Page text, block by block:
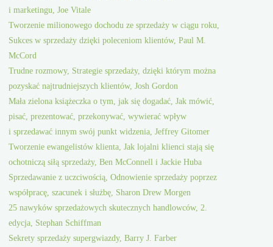
i marketingu, Joe Vitale
Tworzenie milionowego dochodu ze sprzedaży w ciągu roku,
Sukces w sprzedaży dzięki poleceniom klientów, Paul M.
McCord
Trudne rozmowy, Strategie sprzedaży, dzięki którym można
pozyskać najtrudniejszych klientów, Josh Gordon
Mała zielona książeczka o tym, jak się dogadać, Jak mówić,
pisać, prezentować, przekonywać, wywierać wpływ
i sprzedawać innym swój punkt widzenia, Jeffrey Gitomer
Tworzenie ewangelistów klienta, Jak lojalni klienci stają się
ochotniczą siłą sprzedaży, Ben McConnell i Jackie Huba
Sprzedawanie z uczciwością, Odnowienie sprzedaży poprzez
współpracę, szacunek i służbę, Sharon Drew Morgen
25 nawyków sprzedażowych skutecznych handlowców, 2.
edycja, Stephan Schiffman
Sekrety sprzedaży supergwiazdy, Barry J. Farber